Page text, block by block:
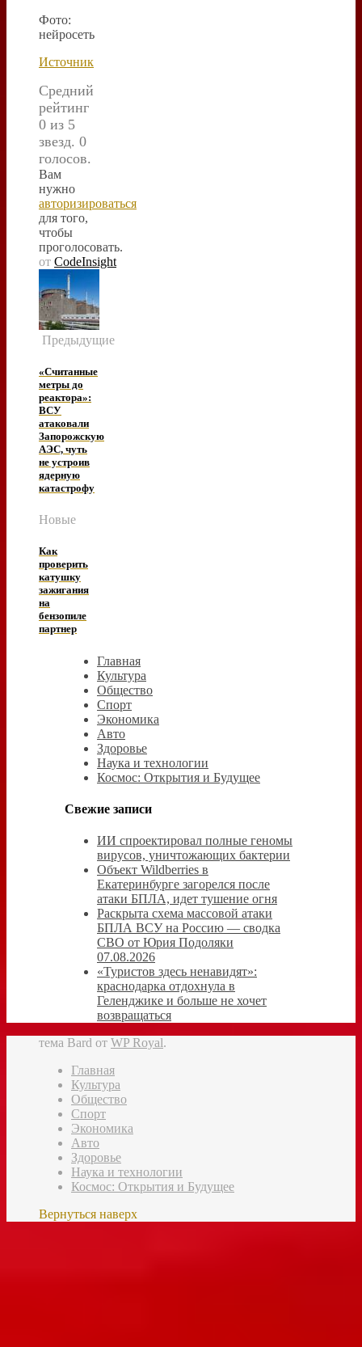
Фото:
нейросеть
Источник
Средний
рейтинг
0 из 5
звезд. 0
голосов.
Вам
нужно
авторизироваться
для того,
чтобы
проголосовать.
от CodeInsight
Предыдущие
«Считанные
метры до
реактора»:
ВСУ
атаковали
Запорожскую
АЭС, чуть
не устроив
ядерную
катастрофу
Новые
Как
проверить
катушку
зажигания
на
бензопиле
партнер
Главная
Культура
Общество
Спорт
Экономика
Авто
Здоровье
Наука и технологии
Космос: Открытия и Будущее
Свежие записи
ИИ спроектировал полные геномы
вирусов, уничтожающих бактерии
Объект Wildberries в
Екатеринбурге загорелся после
атаки БПЛА, идет тушение огня
Раскрыта схема массовой атаки
БПЛА ВСУ на Россию — сводка
СВО от Юрия Подоляки
07.08.2026
«Туристов здесь ненавидят»:
краснодарка отдохнула в
Геленджике и больше не хочет
возвращаться
тема Bard от WP Royal.
Главная
Культура
Общество
Спорт
Экономика
Авто
Здоровье
Наука и технологии
Космос: Открытия и Будущее
Вернуться наверх